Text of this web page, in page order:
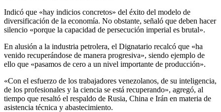
Indicó que «hay indicios concretos» del éxito del modelo de
diversificación de la economía. No obstante, señaló que deben hacer
silencio «porque la capacidad de persecución imperial es brutal».
En alusión a la industria petrolera, el Dignatario recalcó que «ha
venido recuperándose de manera progresiva», siendo ejemplo de
ello que «pasamos de cero a un nivel importante de producción».
«Con el esfuerzo de los trabajadores venezolanos, de su inteligencia,
de los profesionales y la ciencia se está recuperando», agregó, al
tiempo que resaltó el respaldo de Rusia, China e Irán en materia de
asistencia técnica y abastecimiento.